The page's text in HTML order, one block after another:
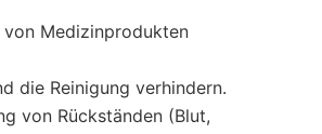
Medizinprodukten
die Reinigung verhindern.
von Rückständen (Blut,